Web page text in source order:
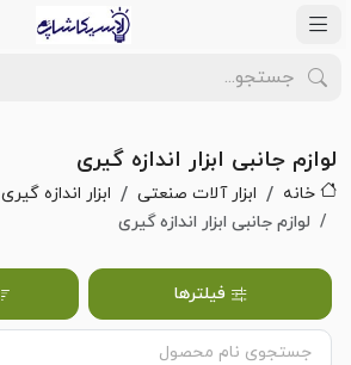
لوازم جانبی ابزار اندازه گیری
خانه ابزار آلات صنعتی
ابزار اندازه گیری
لوازم جانبی ابزار اندازه گیری
فیلترها